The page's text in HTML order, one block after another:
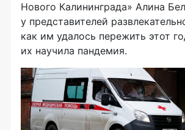
Нового Калининграда» Алина
у представителей
как им удалось пережить этот
их научила пандемия.